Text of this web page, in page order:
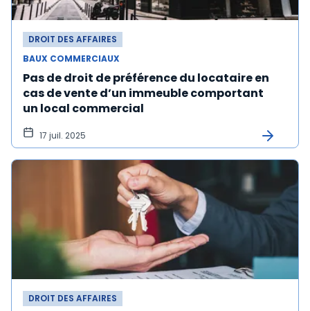
DROIT DES AFFAIRES
BAUX COMMERCIAUX
Pas de droit de préférence du locataire en
cas de vente d’un immeuble comportant
un local commercial
17 juil. 2025
DROIT DES AFFAIRES